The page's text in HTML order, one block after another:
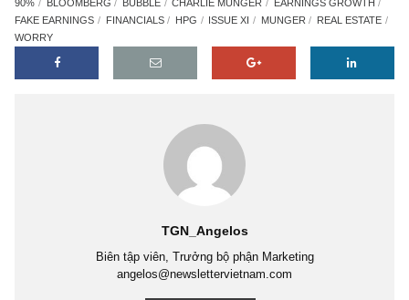
Lời cuối, những người tỉnh táo khi nhìn con số tăng trưởng lợi
của 735 doanh nghiệp niêm yết, đến 90% đóng góp bởi 2 nhóm
trên (thay vì những ngành sản xuất – dịch vụ bền vững) vào
kỳ kinh tế này thì đã rút ra kết luận cho mình, ắt hẳn chúng tôi
cần phải bổ sung thêm gì cả.
ngôn của ngài Munger khi được hỏi bí quyết duy nhất giúp ông
công cho đến ngày hôm nay: “
Bí quyết thành công duy nhất của
Đó là lý trí (rationality). Nó giúp tôi sống sót trên cuộc đời này
BUBBLE CHARLIE MUNGER
FAKE EARNINGS
FINANCIALS HPG ISSUE XI MUNGER